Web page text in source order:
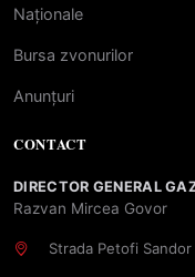
Naționale
Bursa zvonurilor
Anunțuri
CONTACT
DIRECTOR GENERAL
Razvan Mircea Govor
Strada Petofi